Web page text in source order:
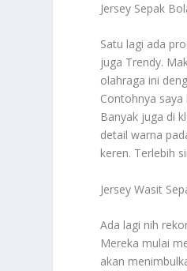
Jersey Sepak
Satu lagi ada
juga Trendy.
olahraga ini
Contohnya
Banyak juga di
detail warna
keren. Terlebih
Jersey Wasit
Ada lagi nih
Mereka mulai
akan